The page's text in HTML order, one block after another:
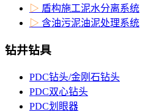
▷ 盾构施工泥水分离系统
▷ 含油污泥油泥处理系统
钻井钻具
PDC钻头/金刚石钻头
PDC双心钻头
PDC划眼器